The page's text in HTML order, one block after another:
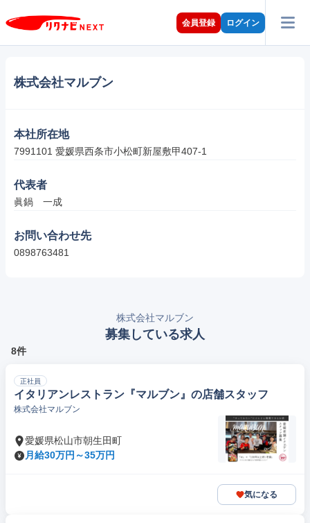
会員登録 ログイン
株式会社マルブン
本社所在地
7991101 愛媛県西条市小松町新屋敷甲407-1
代表者
眞鍋　一成
お問い合わせ先
0898763481
株式会社マルブン
募集している求人
8件
正社員
イタリアンレストラン『マルブン』の店舗スタッフ
株式会社マルブン
愛媛県松山市朝生田町
月給30万円～35万円
気になる